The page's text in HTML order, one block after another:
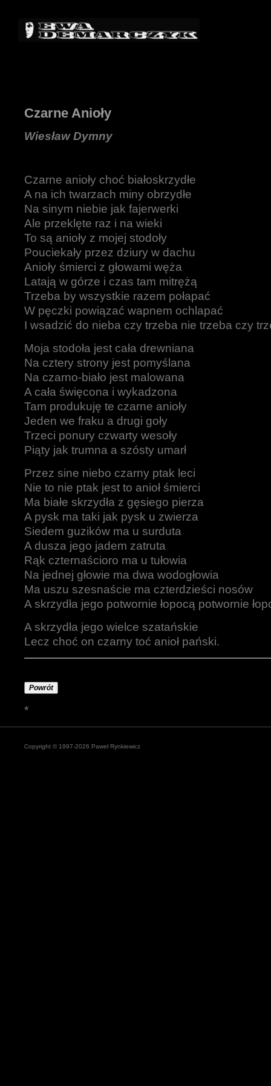
Czarne Anioły
Wiesław Dymny
Czarne anioły choć białoskrzydłe
A na ich twarzach miny obrzydłe
Na sinym niebie jak fajerwerki
Ale przeklęte raz i na wieki
To są anioły z mojej stodoły
Pouciekały przez dziury w dachu
Anioły śmierci z głowami węża
Latają w górze i czas tam mitrężą
Trzeba by wszystkie razem połapać
W pęczki powiązać wapnem ochlapać
I wsadzić do nieba czy trzeba nie trzeba czy
Moja stodoła jest cała drewniana
Na cztery strony jest pomyślana
Na czarno-biało jest malowana
A cała święcona i wykadzona
Tam produkuję te czarne anioły
Jeden we fraku a drugi goły
Trzeci ponury czwarty wesoły
Piąty jak trumna a szósty umarł
Przez sine niebo czarny ptak leci
Nie to nie ptak jest to anioł śmierci
Ma białe skrzydła z gęsiego pierza
A pysk ma taki jak pysk u zwierza
Siedem guzików ma u surduta
A dusza jego jadem zatruta
Rąk czternaścioro ma u tułowia
Na jednej głowie ma dwa wodogłowia
Ma uszu szesnaście ma czterdzieści nosów
A skrzydła jego potwornie łopocą potwornie
A skrzydła jego wielce szatańskie
Lecz choć on czarny toć anioł pański.
Powrót
*
Copyright © 1997-2026 Paweł Rynkiewicz